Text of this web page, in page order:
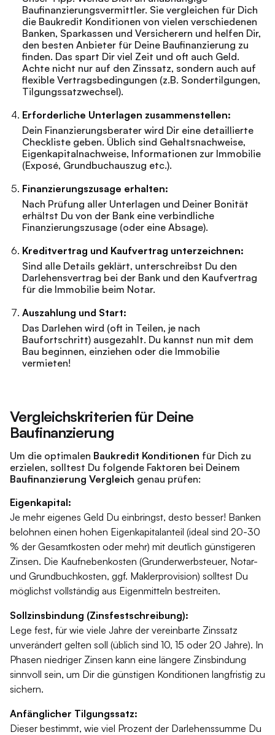
Baufinanzierungsvermittler. Sie vergleichen für Dich
die Baukredit Konditionen von vielen verschiedenen
Banken, Sparkassen und Versicherern und helfen Dir,
den besten Anbieter für Deine Baufinanzierung zu
finden. Das spart Dir viel Zeit und oft auch Geld.
Achte nicht nur auf den Zinssatz, sondern auch auf
flexible Vertragsbedingungen (z.B. Sondertilgungen,
Tilgungssatzwechsel).
Erforderliche Unterlagen zusammenstellen:
Dein Finanzierungsberater wird Dir eine detaillierte
Checkliste geben. Üblich sind Gehaltsnachweise,
Eigenkapitalnachweise, Informationen zur Immobilie
(Exposé, Grundbuchauszug etc.).
Finanzierungszusage erhalten:
Nach Prüfung aller Unterlagen und Deiner Bonität
erhältst Du von der Bank eine verbindliche
Finanzierungszusage (oder eine Absage).
Kreditvertrag und Kaufvertrag unterzeichnen:
Sind alle Details geklärt, unterschreibst Du den
Darlehensvertrag bei der Bank und den Kaufvertrag
für die Immobilie beim Notar.
Auszahlung und Start:
Das Darlehen wird (oft in Teilen, je nach
Baufortschritt) ausgezahlt. Du kannst nun mit dem
Bau beginnen, einziehen oder die Immobilie
vermieten!
Vergleichskriterien für Deine
Baufinanzierung
Um die optimalen Baukredit Konditionen für Dich zu
erzielen, solltest Du folgende Faktoren bei Deinem
Baufinanzierung Vergleich genau prüfen:
Eigenkapital:
Je mehr eigenes Geld Du einbringst, desto besser! Banken
belohnen einen hohen Eigenkapitalanteil (ideal sind 20-30
% der Gesamtkosten oder mehr) mit deutlich günstigeren
Zinsen. Die Kaufnebenkosten (Grunderwerbsteuer, Notar-
und Grundbuchkosten, ggf. Maklerprovision) solltest Du
möglichst vollständig aus Eigenmitteln bestreiten.
Sollzinsbindung (Zinsfestschreibung):
Lege fest, für wie viele Jahre der vereinbarte Zinssatz
unverändert gelten soll (üblich sind 10, 15 oder 20 Jahre). In
Phasen niedriger Zinsen kann eine längere Zinsbindung
sinnvoll sein, um Dir die günstigen Konditionen langfristig zu
sichern.
Anfänglicher Tilgungssatz:
Dieser bestimmt, wie viel Prozent der Darlehenssumme Du